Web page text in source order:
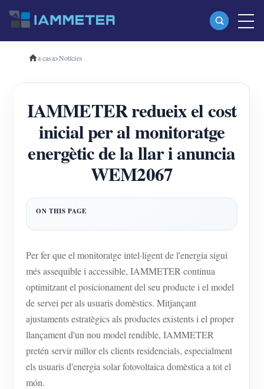
Productes
Mesurador d'energia Wi-Fi trifàsic (WEM3080T)
Mesurador d'energia Wi-Fi trifàsic (WEM3046T)
Mesurador d'energia Wi-Fi trifàsic (WEM3050T)
Controlador d'alimentació WiFi
IAMMETER Cloud Pro
Simulador IAMMETER
Comptador virtual
Sistema de Predicció i Simulació Energètica
Aplicacions
Monitor d'energia del sistema solar fotovoltaic
Botiga
a casa>Notícies
IAMMETER redueix el cost
inicial per al monitoratge
energètic de la llar i anuncia
WEM2067
Per fer que el monitoratge intel·ligent de l'energia sigui
més assequible i accessible, IAMMETER continua
optimitzant el posicionament del seu producte i el model
de servei per als usuaris domèstics. Mitjançant
ajustaments estratègics als productes existents i el proper
llançament d'un nou model rendible, IAMMETER
pretén servir millor els clients residencials, especialment
els usuaris d'energia solar fotovoltaica domèstica a tot el
món.